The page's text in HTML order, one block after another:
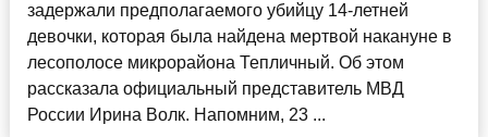
задержали предполагаемого убийцу 14-летней
девочки, которая была найдена мертвой накануне в
лесополосе микрорайона Тепличный. Об этом
рассказала официальный представитель МВД
России Ирина Волк. Напомним, 23 ...